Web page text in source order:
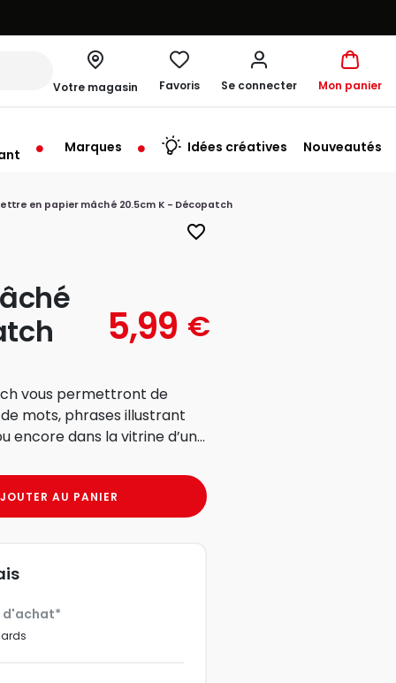
Votre magasin Favoris Se connecter Mon panier
Marques Idées créatives Nouveautés
en papier mâché 20.5cm K - Décopatch
favorite_border
5,99 €
vous permettront de
mots, phrases illustrant
dans la vitrine d’un...
AU PANIER
d'achat*